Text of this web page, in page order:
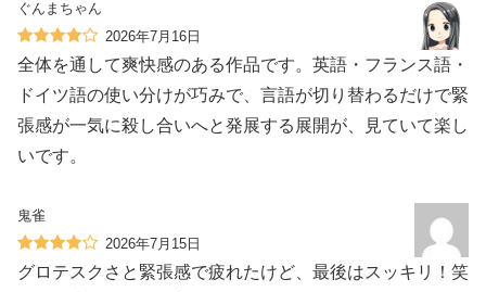
ぐんまちゃん
2026年7月16日
全体を通して爽快感のある作品です。英語・フランス語・
ドイツ語の使い分けが巧みで、言語が切り替わるだけで緊
張感が一気に殺し合いへと発展する展開が、見ていて楽し
いです。
鬼雀
2026年7月15日
グロテスクさと緊張感で疲れたけど、最後はスッキリ！笑